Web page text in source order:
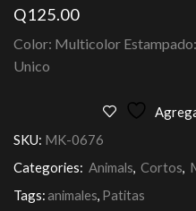
Q125.00
Color: Multicolor
Unico
SKU: MK-0676
Categories: Animals, Cortos,
Tags:animales, Patitas